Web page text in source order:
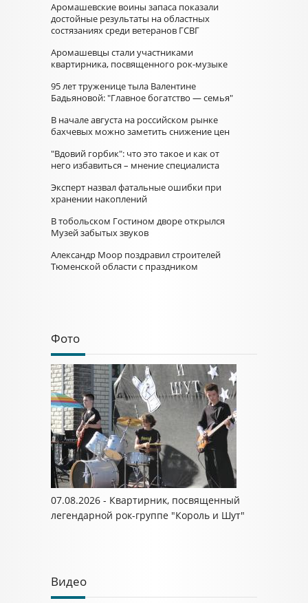
Аромашевские воины запаса показали
достойные результаты на областных
состязаниях среди ветеранов ГСВГ
Аромашевцы стали участниками
квартирника, посвященного рок-музыке
95 лет труженице тыла Валентине
Бадьяновой: "Главное богатство — семья"
В начале августа на российском рынке
бахчевых можно заметить снижение цен
"Вдовий горбик": что это такое и как от
него избавиться – мнение специалиста
Эксперт назвал фатальные ошибки при
хранении накоплений
В тобольском Гостином дворе открылся
Музей забытых звуков
Александр Моор поздравил строителей
Тюменской области с праздником
Фото
07.08.2026 - Квартирник, посвященный
легендарной рок-группе "Король и Шут"
Видео